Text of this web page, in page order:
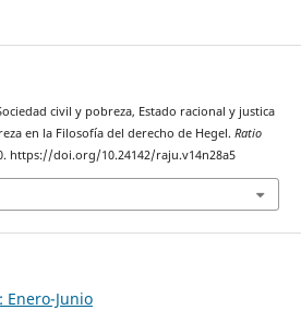
civil y pobreza, Estado racional y justica
en la Filosofía del derecho de Hegel. Ratio
https://doi.org/10.24142/raju.v14n28a5
Enero-Junio